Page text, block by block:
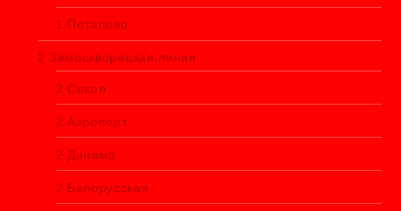
1 Потапово
2 Замоскворецкая линия
2 Сокол
2 Аэропорт
2 Динамо
2 Белорусская